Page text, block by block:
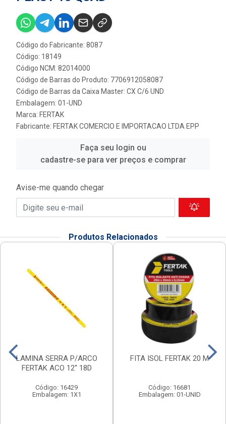
Código do Fabricante: 8087
Código: 18149
Código NCM: 82014000
Código de Barras do Produto: 7706912058087
Código de Barras da Caixa Master: CX C/6 UND
Embalagem: 01-UND
Marca: FERTAK
Fabricante: FERTAK COMERCIO E IMPORTACAO LTDA EPP
Faça seu login ou
cadastre-se para ver preços e comprar
Avise-me quando chegar
Produtos Relacionados
LAMINA SERRA P/ARCO
FERTAK ACO 12'' 18D
Código: 16429
Embalagem: 1X1
FITA ISOL FERTAK 20 M
Código: 16681
Embalagem: 01-UNID